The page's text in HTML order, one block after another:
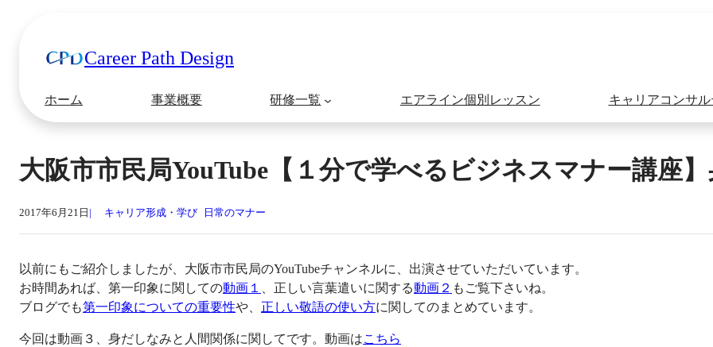
Career Path Design
ホーム 事業概要 研修一覧 エアライン個別レッスン キャリアコンサ
大阪市市民局YouTube【１分で学べるビジネスマナー講座
2017年6月21日 キャリア形成・学び 日常のマナー
以前にもご紹介しましたが、大阪市市民局のYouTubeチャンネルに、出演させていただいています。
お時間あれば、第一印象に関しての動画１ 、正しい言葉遣いに関する動画２ もご覧下さいね。
ブログでも第一印象についての重要性や、 正しい敬語の使い方に関してのまとめています。
今回は動画３、身だしなみと人間関係に関してです。動画はこちら